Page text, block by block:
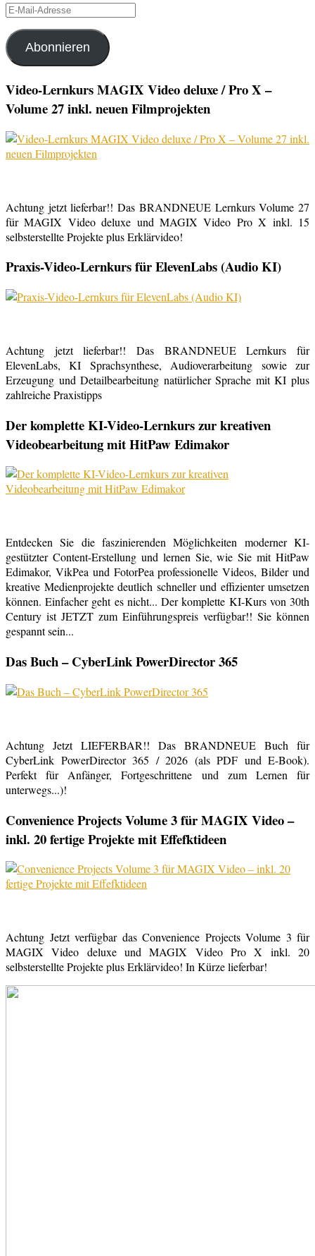
E-
Adresse
Abonnieren
Video-Lernkurs MAGIX Video deluxe / Pro X –
Volume 27 inkl. neuen Filmprojekten
Achtung jetzt lieferbar!! Das BRANDNEUE Lernkurs Volume 27
für MAGIX Video deluxe und MAGIX Video Pro X inkl. 15
selbsterstellte Projekte plus Erklärvideo!
Praxis-Video-Lernkurs für ElevenLabs (Audio KI)
Achtung jetzt lieferbar!! Das BRANDNEUE Lernkurs für
ElevenLabs, KI Sprachsynthese, Audioverarbeitung sowie zur
Erzeugung und Detailbearbeitung natürlicher Sprache mit KI plus
zahlreiche Praxistipps
Der komplette KI-Video-Lernkurs zur kreativen
Videobearbeitung mit HitPaw Edimakor
Entdecken Sie die faszinierenden Möglichkeiten moderner KI-
gestützter Content-Erstellung und lernen Sie, wie Sie mit HitPaw
Edimakor, VikPea und FotorPea professionelle Videos, Bilder und
kreative Medienprojekte deutlich schneller und effizienter umsetzen
können. Einfacher geht es nicht... Der komplette KI-Kurs von 30th
Century ist JETZT zum Einführungspreis verfügbar!! Sie können
gespannt sein...
Das Buch – CyberLink PowerDirector 365
Achtung Jetzt LIEFERBAR!! Das BRANDNEUE Buch für
CyberLink PowerDirector 365 / 2026 (als PDF und E-Book).
Perfekt für Anfänger, Fortgeschrittene und zum Lernen für
unterwegs...)!
Convenience Projects Volume 3 für MAGIX Video –
inkl. 20 fertige Projekte mit Effefktideen
Achtung Jetzt verfügbar das Convenience Projects Volume 3 für
MAGIX Video deluxe und MAGIX Video Pro X inkl. 20
selbsterstellte Projekte plus Erklärvideo! In Kürze lieferbar!